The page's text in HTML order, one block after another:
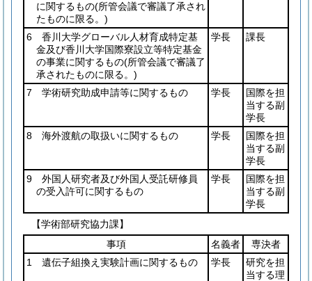
に関するもの(所管会議で審議了承され
たものに限る。)
6 香川大学グローバル人材育成特定基
金及び香川大学国際寮設立等特定基金
の事業に関するもの(所管会議で審議了
承されたものに限る。)
学長 課長
7 学術研究助成申請等に関するもの 学長
国際を担
当する副
学長
8 海外渡航の取扱いに関するもの
学長
国際を担
当する副
学長
9 外国人研究者及び外国人受託研修員
の受入許可に関するもの
学長
国際を担
当する副
学長
【学術部研究協力課】
事項
名義者
専決者
1 遺伝子組換え実験計画に関するもの
学長
研究を担
当する理